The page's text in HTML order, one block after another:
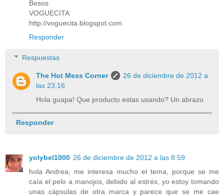
Besos
VOGUECITA
http://voguecita.blogspot.com
Responder
Respuestas
The Hot Mess Corner
26 de diciembre de 2012 a
las 23:16
Hola guapa! Que producto estas usando? Un abrazo
Responder
yolybel1000 26 de diciembre de 2012 a las 8:59
hola Andrea, me interesa mucho el tema, porque se me
caía el pelo a manojos, debido al estrés, yo estoy tomando
unas cápsulas de otra marca y parece que se me cae